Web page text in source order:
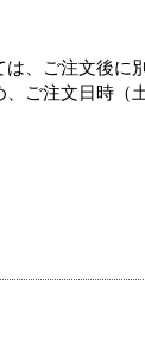
、ご注文後に
ご注文日時